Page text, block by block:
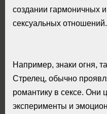
создании гармоничных
сексуальных отношений.
Например, знаки огня,
Стрелец, обычно
романтику в сексе. Они
эксперименты и